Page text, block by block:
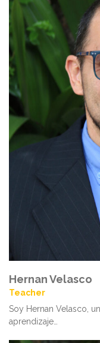
Hernan Velasco
Teacher
Soy Hernan Velasco,
aprendizaje…